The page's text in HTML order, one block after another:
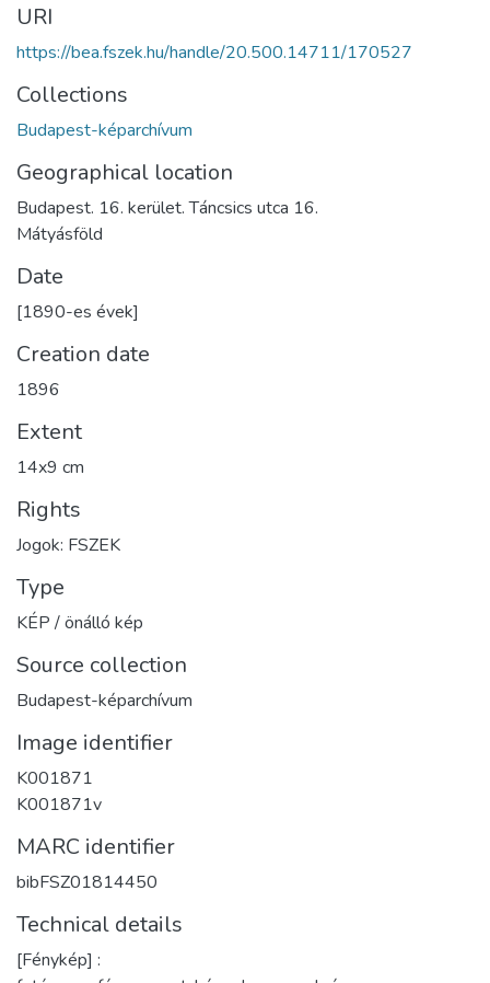
URI
https://bea.fszek.hu/handle/20.500.14711/170527
Collections
Budapest-képarchívum
Geographical location
Budapest. 16. kerület. Táncsics utca 16.
Mátyásföld
Date
[1890-es évek]
Creation date
1896
Extent
14x9 cm
Rights
Jogok: FSZEK
Type
KÉP / önálló kép
Source collection
Budapest-képarchívum
Image identifier
K001871
K001871v
MARC identifier
bibFSZ01814450
Technical details
[Fénykép] :